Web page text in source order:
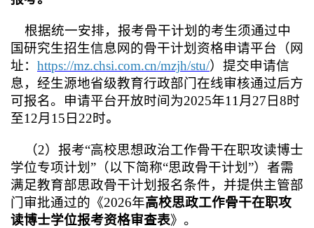
根据统一安排，报考骨干计划的考生须通过中
国研究生招生信息网的骨干计划资格申请平台（网
址： https://mz.chsi.com.cn/mzjh/stu/）提交申请信
息，经生源地省级教育行政部门在线审核通过后方
可报名。申请平台开放时间为2025年11月27日8时
至12月15日22时。
（2）报考“高校思想政治工作骨干在职攻读博士
学位专项计划”（以下简称“思政骨干计划”）者需
满足教育部思政骨干计划报名条件，并提供主管部
门审批通过的《2026年高校思政工作骨干在职攻
读博士学位报考资格审查表》。